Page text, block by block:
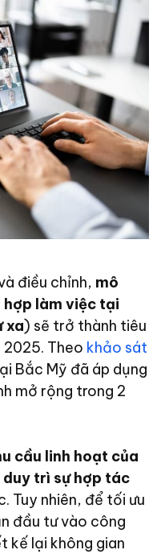
điều chỉnh, mô
hợp làm việc tại
xa) sẽ trở thành tiêu
2025. Theo khảo sát
Bắc Mỹ đã áp dụng
mở rộng trong 2
cầu linh hoạt của
duy trì sự hợp tác
Tuy nhiên, để tối ưu
đầu tư vào công
kế lại không gian